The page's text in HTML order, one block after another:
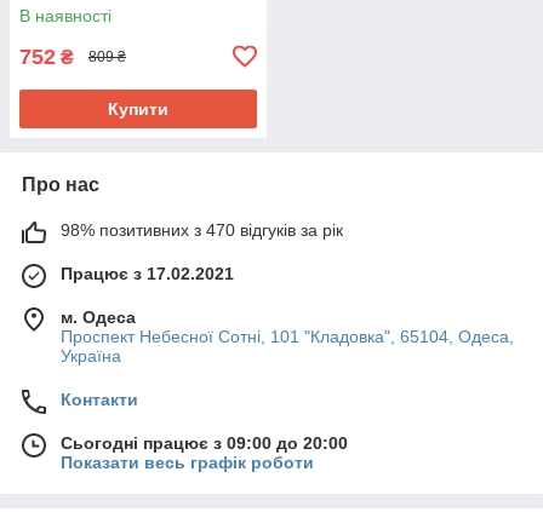
В наявності
752 ₴ 809 ₴
Купити
Про нас
98% позитивних з 470 відгуків за рік
Працює з 17.02.2021
м. Одеса
Проспект Небесної Сотні, 101 "Кладовка", 65104, Одеса,
Україна
Контакти
Сьогодні працює з 09:00 до 20:00
Показати весь графік роботи